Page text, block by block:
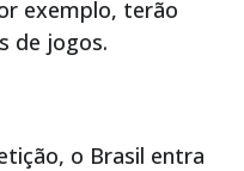
exemplo, terão
de jogos.
o Brasil entra